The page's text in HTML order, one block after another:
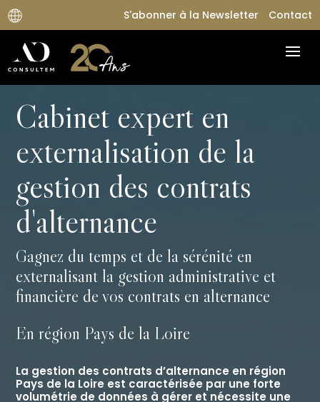
S'abonner à la Newsletter Contact
Cabinet expert en
externalisation de la
gestion des contrats
d'alternance
Gagnez du temps et de la sérénité en
externalisant la gestion administrative et
financière de vos contrats en alternance
En région Pays de la Loire
La gestion des contrats d’alternance en région
Pays de la Loire est caractérisée par une forte
volumétrie de données à gérer et nécessite une